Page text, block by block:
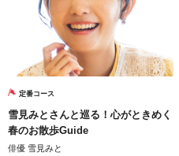
定番コース
雪見みとさんと巡る！心がときめく
春のお散歩Guide
俳優 雪見みと